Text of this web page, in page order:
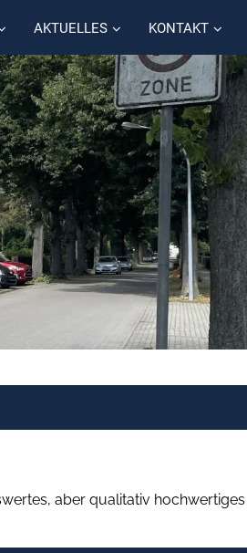
AKTUELLES KONTAKT
aber qualitativ hochwertiges